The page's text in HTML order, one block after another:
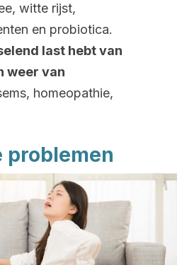
witte rijst,
en probiotica.
last hebt van
weer van
homeopathie,
problemen